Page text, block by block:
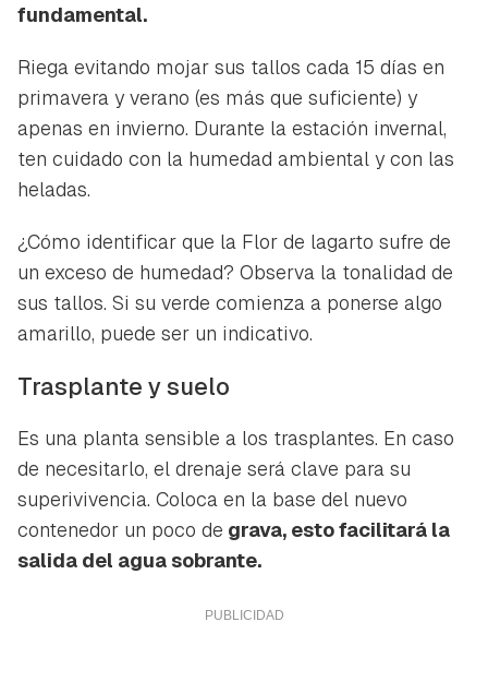
fundamental.
Riega evitando mojar sus tallos cada 15 días en
primavera y verano (es más que suficiente) y
apenas en invierno. Durante la estación invernal,
ten cuidado con la humedad ambiental y con las
heladas.
¿Cómo identificar que la Flor de lagarto sufre de
un exceso de humedad? Observa la tonalidad de
sus tallos. Si su verde comienza a ponerse algo
amarillo, puede ser un indicativo.
Trasplante y suelo
Es una planta sensible a los trasplantes. En caso
de necesitarlo, el drenaje será clave para su
superivivencia. Coloca en la base del nuevo
contenedor un poco de grava, esto facilitará la
salida del agua sobrante.